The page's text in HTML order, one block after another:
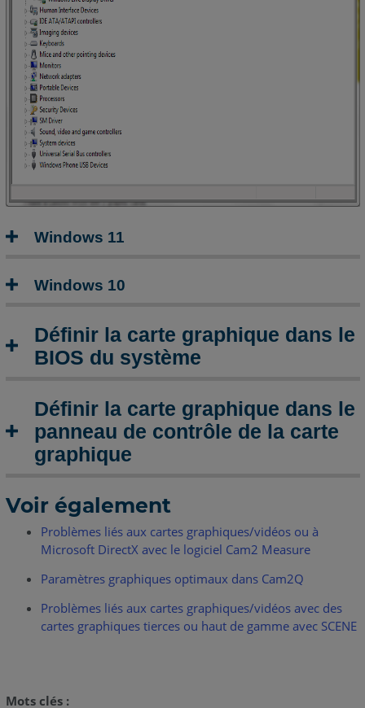
contrôle
de
la
carte
graphique
Voir
également
Windows 11
Windows 10
Définir la carte graphique dans le
BIOS du système
Définir la carte graphique dans le
panneau de contrôle de la carte
graphique
Voir également
Problèmes liés aux cartes graphiques/vidéos ou à
Microsoft DirectX avec le logiciel Cam2 Measure
Paramètres graphiques optimaux dans Cam2Q
Problèmes liés aux cartes graphiques/vidéos avec des
cartes graphiques tierces ou haut de gamme avec SCENE
Mots clés :